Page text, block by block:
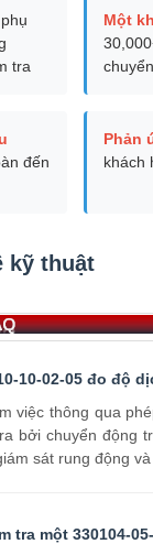
tra
Một
đến
Phản
khách
kỹ thuật
10-02-05 đo độ
việc thông qua
bởi chuyển động
sát rung động và
tra một 330104-